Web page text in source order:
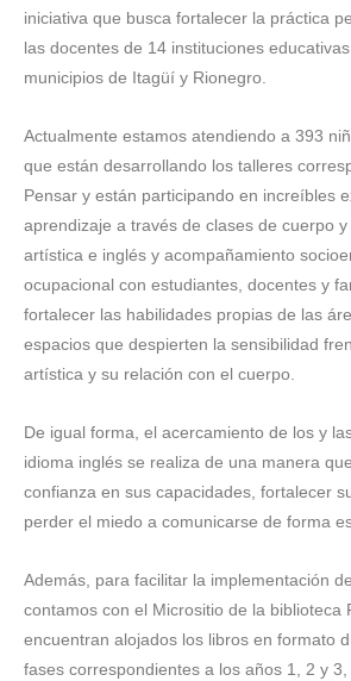
iniciativa que busca fortalecer la práctica
las docentes de 14 instituciones
municipios de Itagüí y Rionegro.
Actualmente estamos atendiendo a 393
que están desarrollando los talleres
Pensar y están participando en increíbles
aprendizaje a través de clases de cuerpo
artística e inglés y acompañamiento
ocupacional con estudiantes, docentes y
fortalecer las habilidades propias de las
espacios que despierten la sensibilidad
artística y su relación con el cuerpo.
De igual forma, el acercamiento de los y
idioma inglés se realiza de una manera
confianza en sus capacidades, fortalecer
perder el miedo a comunicarse de forma
Además, para facilitar la implementación
contamos con el Micrositio de la biblioteca
encuentran alojados los libros en formato
fases correspondientes a los años 1, 2 y